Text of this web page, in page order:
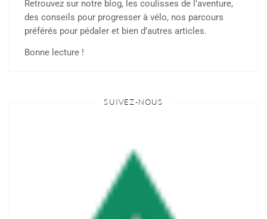
Retrouvez sur notre blog, les coulisses de l’aventure,
des conseils pour progresser à vélo, nos parcours
préférés pour pédaler et bien d’autres articles.
Bonne lecture !
SUIVEZ-NOUS